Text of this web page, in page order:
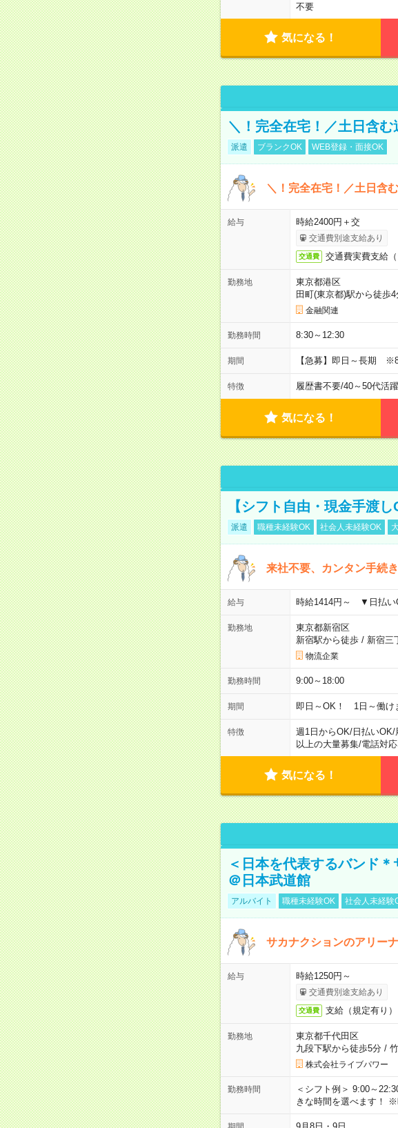
不要
気になる！
＼！完全在宅！／土日含
派遣 ブランクOK WEB登録・面接OK
＼！完全在宅！／土日含
給与 時給2400円＋交
交通費別途支給あり
交通費 交通費実費支給（
勤務地
東京都港区
田町(東京都)駅から徒歩4
金融関連
勤務時間 8:30～12:30
期間 【急募】即日～長期 ※8
特徴 履歴書不要/40～50代活
気になる！
【シフト自由・現金手渡
派遣 職種未経験OK 社会人未経験OK
来社不要、カンタン手続
給与 時給1414円～ ▼日払
勤務地
東京都新宿区
新宿駅から徒歩/ 新宿三
物流企業
勤務時間 9:00～18:00
期間 即日～OK！ 1日～働け
特徴 週1日からOK/日払いOK/
以上の大量募集/電話対
気になる！
＜日本を代表するバンド
＠日本武道館
アルバイト 職種未経験OK 社会人未経験
サカナクションのアリー
給与 時給1250円～
交通費別途支給あり
交通費 支給（規定有り）
勤務地
東京都千代田区
九段下駅から徒歩5分/
株式会社ライブパワー
勤務時間
＜シフト例＞ 9:00～
きな時間を選べます！